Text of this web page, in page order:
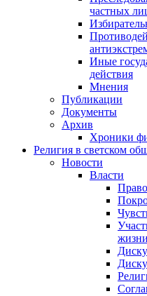
частных
Иные
действия
Мнения
Публикации
Документы
Архив
Хроники
Религия в светском
Новости
Власти
жизни